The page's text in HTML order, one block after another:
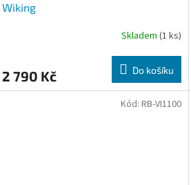
R
M
A
Wiking
je
5,0
Skladem (1 ks)
2 790 Kč Do košíku
Kód: RB-VI1100